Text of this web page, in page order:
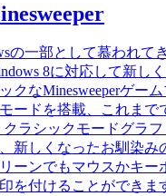
の一部として慕われて
8に対応して新し
クなMinesweeperゲー
ードを搭載、これまで
クラシックモードグラ
新しくなったお馴染み
ーンでもマウスかキー
を付けることができま